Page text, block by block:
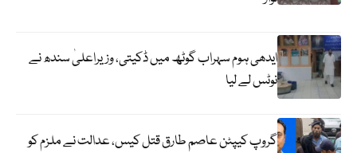
ایدھی ہوم سہراب گوٹھ میں ڈکیتی، وزیراعلیٰ سندھ نے
نوٹس لے لیا
گروپ کیپٹن عاصم طارق قتل کیس، عدالت نے ملزم کو